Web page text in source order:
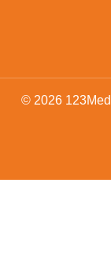
© 2026